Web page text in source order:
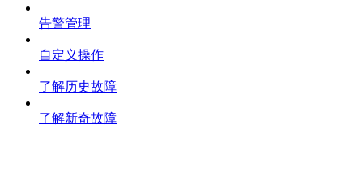
告警管理
自定义操作
了解历史故障
了解新奇故障